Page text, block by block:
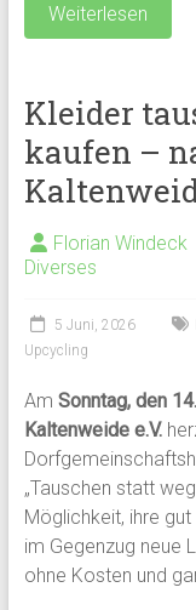
Weiterlesen
Kleider
kaufen –
Florian Windeck
Diverses
5 Juni, 2026
Upcycling
Am Sonntag, den
Kaltenweide e.V.
„Tauschen statt
Möglichkeit, ihre
im Gegenzug neue
ohne Kosten und